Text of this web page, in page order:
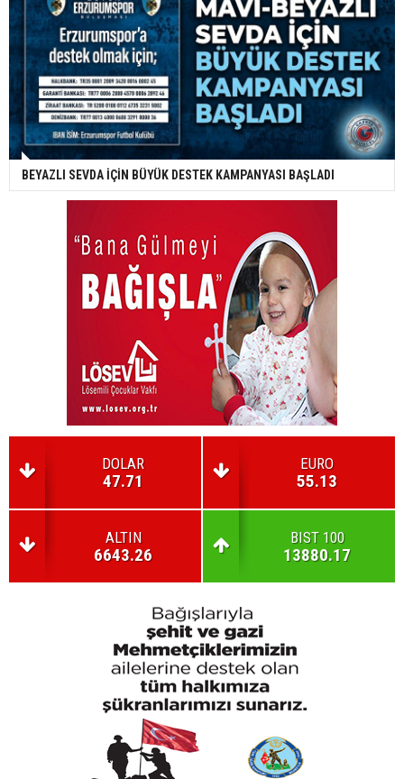
BEYAZLI SEVDA İÇİN BÜYÜK DESTEK KAMPANYASI BAŞLADI
DOLAR
47.71
EURO
55.13
ALTIN
6643.26
BIST 100
13880.17